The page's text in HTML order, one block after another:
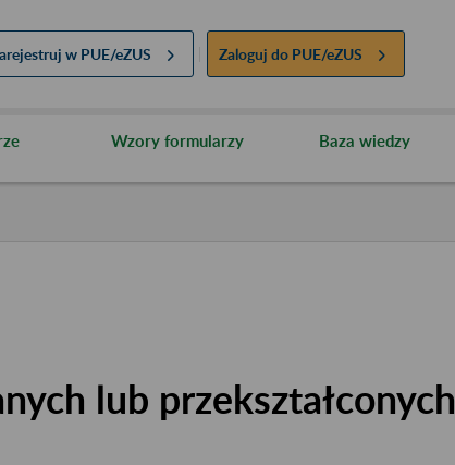
w PUE/eZUS Zaloguj do PUE/eZUS
Wzory formularzy Baza wiedzy
lub przekształconych